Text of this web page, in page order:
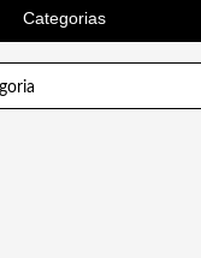
Categorias